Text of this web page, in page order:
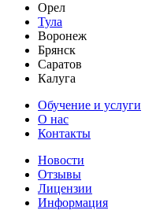
Орел
Тула
Воронеж
Брянск
Саратов
Калуга
Обучение и услуги
О нас
Контакты
Новости
Отзывы
Лицензии
Информация